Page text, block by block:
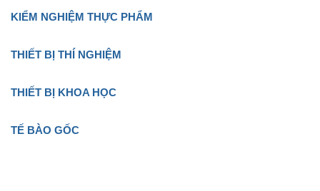
KIỂM NGHIỆM THỰC PHẨM
THIẾT BỊ THÍ NGHIỆM
THIẾT BỊ KHOA HỌC
TẾ BÀO GỐC